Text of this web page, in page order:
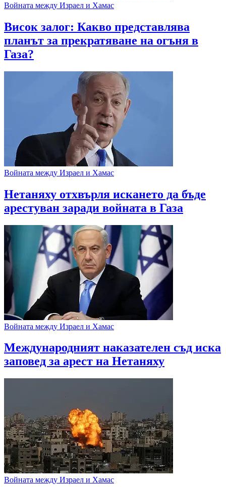
Войната между Израел и Хамас
Висок залог: Какво представлява
планът за прекратяване на огъня в
Газа?
Войната между Израел и Хамас
Нетаняху отхвърля искането да бъде
арестуван заради войната в Газа
Войната между Израел и Хамас
Международният наказателен съд иска
заповед за арест на Нетаняху
Войната между Израел и Хамас